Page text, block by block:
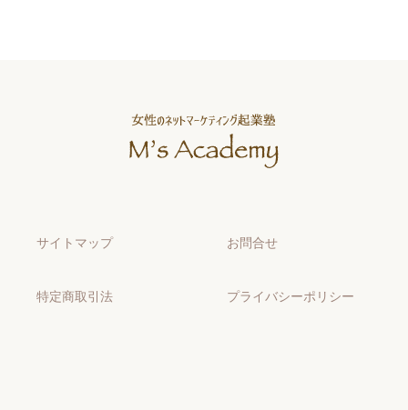
サイトマップ お問合せ
特定商取引法 プライバシーポリシー